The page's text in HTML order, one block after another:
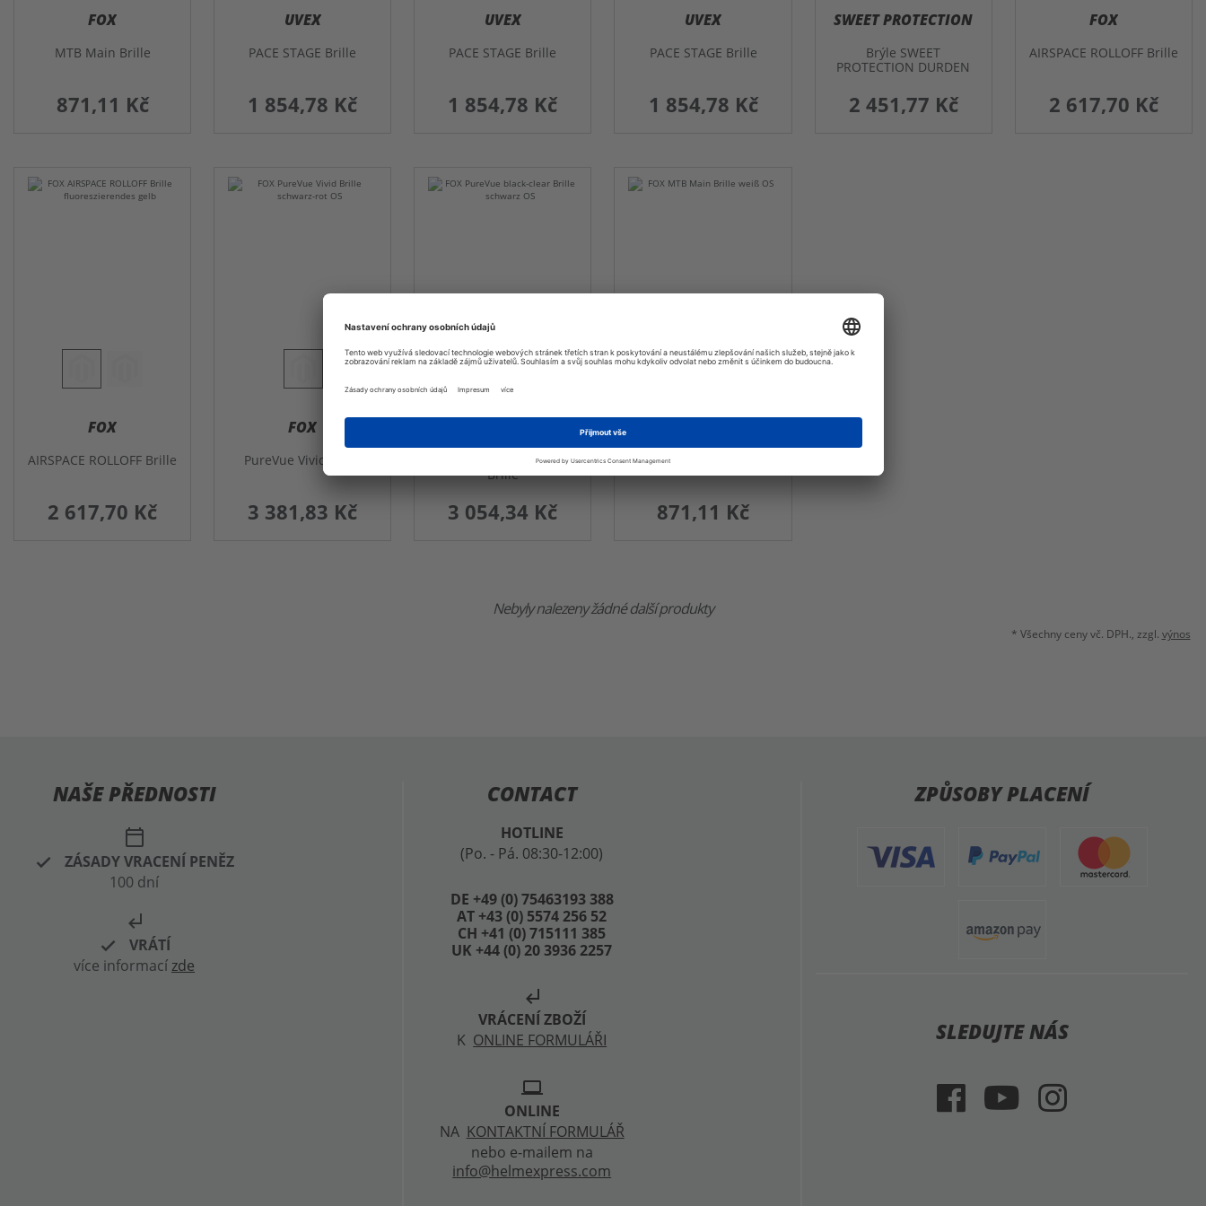
FOX
MTB Main Brille
871,11 Kč
UVEX
PACE STAGE Brille
1 854,78 Kč
UVEX
PACE STAGE Brille
1 854,78 Kč
UVEX
PACE STAGE Brille
1 854,78 Kč
SWEET PROTECTION
Brýle SWEET
PROTECTION DURDEN
2 451,77 Kč
FOX
AIRSPACE ROLLOFF Brille
2 617,70 Kč
FOX
AIRSPACE ROLLOFF Brille
2 617,70 Kč
FOX
PureVue Vivid Brille
3 381,83 Kč
PureVue black/clear
Brille
3 054,34 Kč
MTB Main Brille
871,11 Kč
Nebyly nalezeny žádné další produkty
* Všechny ceny vč. DPH., zzgl. výnos
NAŠE PŘEDNOSTI
calendar_today
ZÁSADY VRACENÍ PENĚZ
100 dní
subdirectory_arrow_left
VRÁTÍ
více informacízde
CONTACT
HOTLINE
(Po. - Pá. 08:30-12:00)
DE +49 (0) 75463193 388
AT +43 (0) 5574 256 52
CH +41 (0) 715111 385
UK +44 (0) 20 3936 2257
subdirectory_arrow_left
VRÁCENÍ ZBOŽÍ
K ONLINE FORMULÁŘI
laptop
ONLINE
NA KONTAKTNÍ FORMULÁŘ
nebo e-mailem na
info@helmexpress.com
ZPŮSOBY PLACENÍ
SLEDUJTE NÁS